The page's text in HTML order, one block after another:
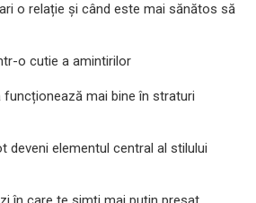
o relație și când este mai sănătos să
o cutie a amintirilor
mai bine în straturi
deveni elementul central al stilului